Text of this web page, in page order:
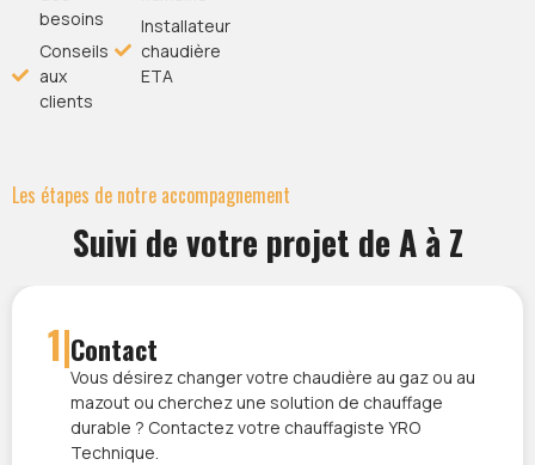
besoins
Conseils
aux
clients
Installateur
chaudière
ETA
Les étapes de notre accompagnement
Suivi de votre projet de A à Z
1|Contact
Vous désirez changer votre chaudière au gaz ou au
mazout ou cherchez une solution de chauffage
durable ? Contactez votre chauffagiste YRO
Technique.